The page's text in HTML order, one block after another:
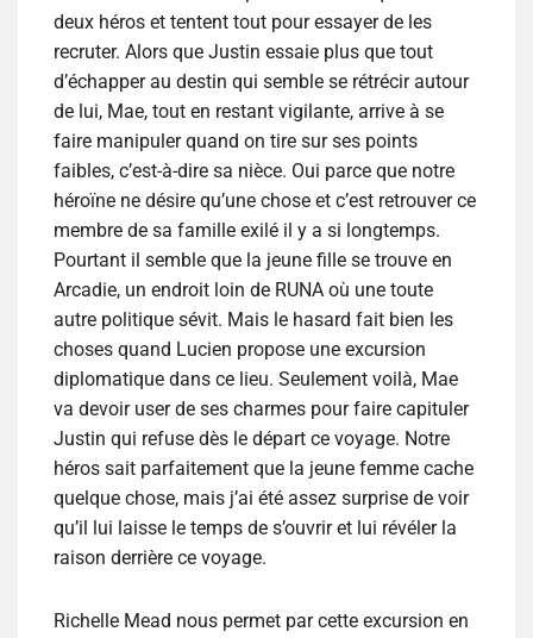
deux héros et tentent tout pour essayer de les
recruter. Alors que Justin essaie plus que tout
d’échapper au destin qui semble se rétrécir autour
de lui, Mae, tout en restant vigilante, arrive à se
faire manipuler quand on tire sur ses points
faibles, c’est-à-dire sa nièce. Oui parce que notre
héroïne ne désire qu’une chose et c’est retrouver ce
membre de sa famille exilé il y a si longtemps.
Pourtant il semble que la jeune fille se trouve en
Arcadie, un endroit loin de RUNA où une toute
autre politique sévit. Mais le hasard fait bien les
choses quand Lucien propose une excursion
diplomatique dans ce lieu. Seulement voilà, Mae
va devoir user de ses charmes pour faire capituler
Justin qui refuse dès le départ ce voyage. Notre
héros sait parfaitement que la jeune femme cache
quelque chose, mais j’ai été assez surprise de voir
qu’il lui laisse le temps de s’ouvrir et lui révéler la
raison derrière ce voyage.
Richelle Mead nous permet par cette excursion en